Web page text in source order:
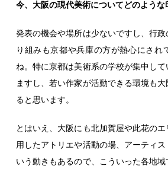
今、大阪の現代美術についてどのような
発表の機会や場所は少ないですし、行
り組みも京都や兵庫の方が熱心にされ
ね。特に京都は美術系の学校が集中し
ますし、若い作家が活動できる環境も
ると思います。
とはいえ、大阪にも北加賀屋や此花の
用したアトリエや活動の場、アーティ
いう動きもあるので、こういった各地